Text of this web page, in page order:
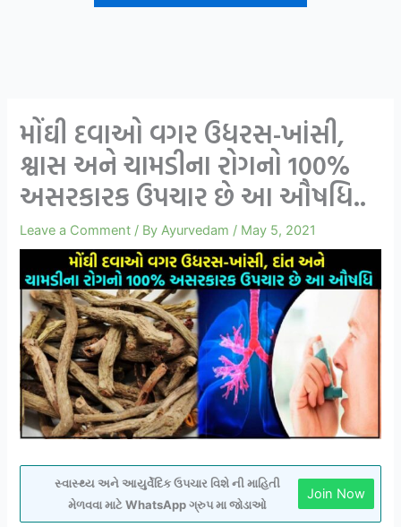
મોંઘી દવાઓ વગર ઉધરસ-ખાંસી,
શ્વાસ અને ચામડીના રોગનો 100%
અસરકારક ઉપચાર છે આ ઔષધિ..
Leave a Comment / ByAyurvedam / May 5, 2021
સ્વાસ્થ્ય અને આયુર્વેદિક ઉપચાર વિશે ની માહિતી
મેળવવા માટે WhatsApp ગ્રુપ મા જોડાઓ
Join Now